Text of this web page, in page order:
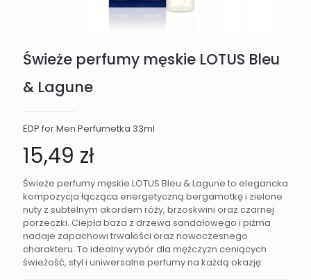
Świeże perfumy męskie LOTUS Bleu
& Lagune
EDP for Men Perfumetka 33ml
15,49 zł
Świeże perfumy męskie LOTUS Bleu & Lagune to elegancka
kompozycja łącząca energetyczną bergamotkę i zielone
nuty z subtelnym akordem róży, brzoskwini oraz czarnej
porzeczki. Ciepła baza z drzewa sandałowego i piżma
nadaje zapachowi trwałości oraz nowoczesnego
charakteru. To idealny wybór dla mężczyzn ceniących
świeżość, styl i uniwersalne perfumy na każdą okazję.